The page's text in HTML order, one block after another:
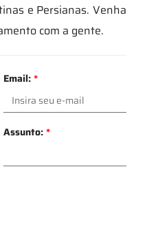
e Persianas. Venha
com a gente.
Email:*
Assunto:*